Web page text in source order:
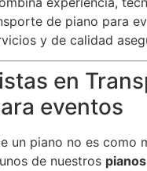
de piano para
y de calidad
en
eventos
un piano no es como
de nuestros